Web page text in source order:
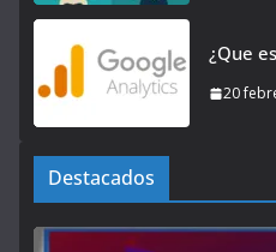
¿Que
20
Destacados